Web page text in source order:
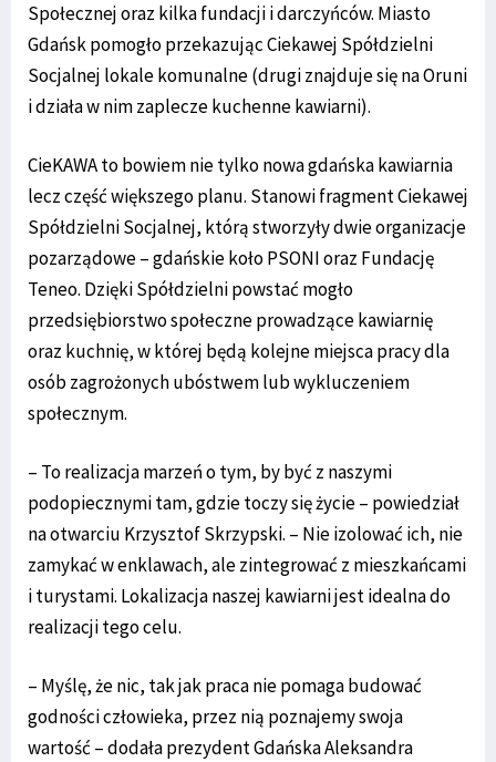
Społecznej oraz kilka fundacji i darczyńców. Miasto
Gdańsk pomogło przekazując Ciekawej Spółdzielni
Socjalnej lokale komunalne (drugi znajduje się na Oruni
i działa w nim zaplecze kuchenne kawiarni).
CieKAWA to bowiem nie tylko nowa gdańska kawiarnia
lecz część większego planu. Stanowi fragment Ciekawej
Spółdzielni Socjalnej, którą stworzyły dwie organizacje
pozarządowe – gdańskie koło PSONI oraz Fundację
Teneo. Dzięki Spółdzielni powstać mogło
przedsiębiorstwo społeczne prowadzące kawiarnię
oraz kuchnię, w której będą kolejne miejsca pracy dla
osób zagrożonych ubóstwem lub wykluczeniem
społecznym.
– To realizacja marzeń o tym, by być z naszymi
podopiecznymi tam, gdzie toczy się życie – powiedział
na otwarciu Krzysztof Skrzypski. – Nie izolować ich, nie
zamykać w enklawach, ale zintegrować z mieszkańcami
i turystami. Lokalizacja naszej kawiarni jest idealna do
realizacji tego celu.
– Myślę, że nic, tak jak praca nie pomaga budować
godności człowieka, przez nią poznajemy swoja
wartość – dodała prezydent Gdańska Aleksandra